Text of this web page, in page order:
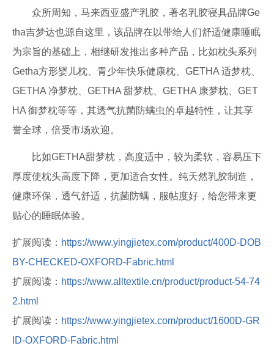
众所周知，马来西亚盛产乳胶，著名乳胶寝具品牌Ge
tha吉梦达也源自这里，该品牌在以带给人们舒适健康睡眠
为宗旨的基础上，相继研发推出多种产品，比如枕头系列
Getha方形婴儿枕、青少年快乐健康枕、GETHA 适梦枕、
GETHA 净梦枕、GETHA 甜梦枕、GETHA 康梦枕、GET
HA 御梦枕等等，其透气抗菌防螨虫的卓越特性，让其享
誉全球，倍受市场欢迎。
比如GETHA甜梦枕，高度适中，较为柔软，容易压下
厚度使枕头高度下降，更加适合女性。纯天然乳胶制造，
健康环保，透气舒适，抗菌防螨，服帖度好，给您带来更
贴心的睡眠体验。
扩展阅读： https://www.yingjietex.com/product/400D-DOB
BY-CHECKED-OXFORD-Fabric.html
扩展阅读： https://www.alltextile.cn/product/product-54-74
2.html
扩展阅读： https://www.yingjietex.com/product/1600D-GR
ID-OXFORD-Fabric.html